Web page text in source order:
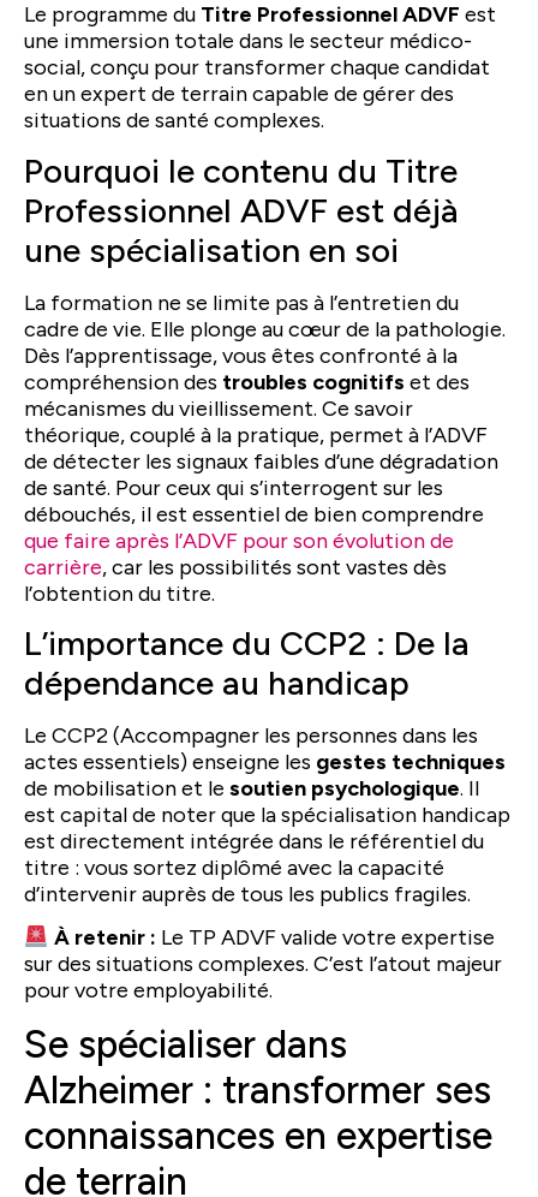
Le programme du Titre Professionnel ADVF est
une immersion totale dans le secteur médico-
social, conçu pour transformer chaque candidat
en un expert de terrain capable de gérer des
situations de santé complexes.
Pourquoi le contenu du Titre
Professionnel ADVF est déjà
une spécialisation en soi
La formation ne se limite pas à l’entretien du
cadre de vie. Elle plonge au cœur de la pathologie.
Dès l’apprentissage, vous êtes confronté à la
compréhension des troubles cognitifs et des
mécanismes du vieillissement. Ce savoir
théorique, couplé à la pratique, permet à l’ADVF
de détecter les signaux faibles d’une dégradation
de santé. Pour ceux qui s’interrogent sur les
débouchés, il est essentiel de bien comprendre
que faire après l’ADVF pour son évolution de
carrière, car les possibilités sont vastes dès
l’obtention du titre.
L’importance du CCP2 : De la
dépendance au handicap
Le CCP2 (Accompagner les personnes dans les
actes essentiels) enseigne les gestes techniques
de mobilisation et le soutien psychologique. Il
est capital de noter que la spécialisation handicap
est directement intégrée dans le référentiel du
titre : vous sortez diplômé avec la capacité
d’intervenir auprès de tous les publics fragiles.
À retenir : Le TP ADVF valide votre expertise
sur des situations complexes. C’est l’atout majeur
pour votre employabilité.
Se spécialiser dans
Alzheimer : transformer ses
connaissances en expertise
de terrain